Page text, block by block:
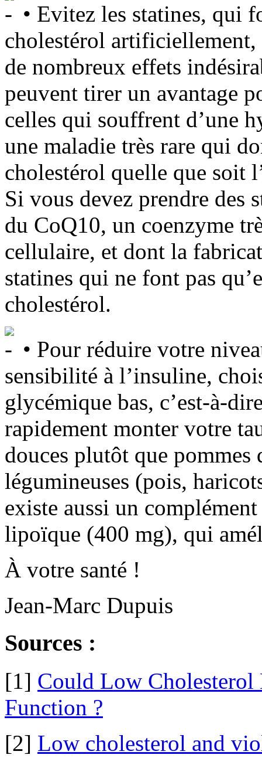
• Evitez les statines, qui
cholestérol artificiellement,
de nombreux effets
peuvent tirer un avantage
celles qui souffrent d’une
une maladie très rare qui
cholestérol quelle que soit
Si vous devez prendre des
du CoQ10, un coenzyme
cellulaire, et dont la
statines qui ne font pas
cholestérol.
• Pour réduire votre
sensibilité à l’insuline,
glycémique bas, c’est-à-
rapidement monter votre
douces plutôt que
légumineuses (pois,
existe aussi un
lipoïque (400 mg), qui
À votre santé !
Jean-Marc Dupuis
Sources :
[1] Could Low Cholesterol
Function ?
[2] Low cholesterol and